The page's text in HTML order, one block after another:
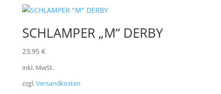
SCHLAMPER „M“ DERBY
23,95 €
inkl. MwSt.
zzgl.Versandkosten